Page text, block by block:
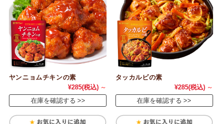
ヤンニョムチキンの素
¥285(税込) ～
在庫を確認する
タッカルビの素
¥285(税込) ～
在庫を確認する